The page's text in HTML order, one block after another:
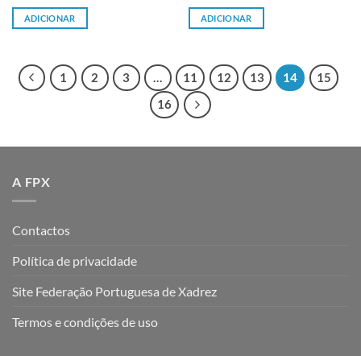
ADICIONAR ADICIONAR
1 2 3 … 11 12 13 14
15
16
A FPX
Contactos
Política de privacidade
Site Federação Portuguesa de Xadrez
Termos e condições de uso